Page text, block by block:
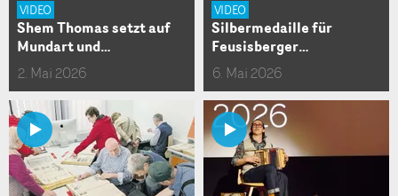
VIDEO
Shem Thomas setzt auf
Mundart und…
2. Mai 2026
VIDEO
Silbermedaille für
Feusisberger…
6. Mai 2026